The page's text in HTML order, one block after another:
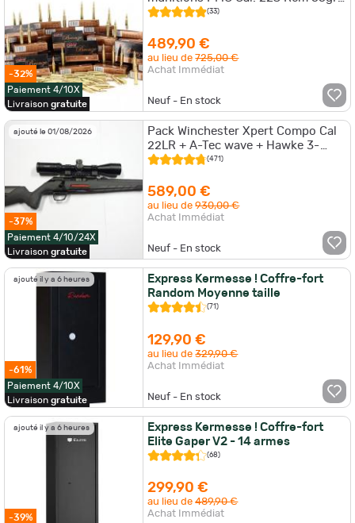
-32%
Paiement 4/10X
Livraison gratuite
FMJ-BT
(33)
489,90 €
au lieu de725,00 €
Achat Immédiat
Neuf - En stock
ajouté le 01/08/2026
-37%
Paiement 4/10/24X
Livraison gratuite
Pack Winchester Xpert Compo Cal
22LR + A-Tec wave + Hawke 3-
9x40 + Mallette pvc
(471)
589,00 €
au lieu de930,00 €
Achat Immédiat
Neuf - En stock
ajouté il y a 6 heures
-61%
Paiement 4/10X
Livraison gratuite
Express Kermesse ! Coffre-fort
Random Moyenne taille
(71)
129,90 €
au lieu de329,90 €
Achat Immédiat
Neuf - En stock
ajouté il y a 6 heures
-39%
Express Kermesse ! Coffre-fort
Elite Gaper V2 - 14 armes
(68)
299,90 €
au lieu de489,90 €
Achat Immédiat